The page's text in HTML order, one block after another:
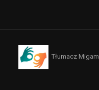
Tłumacz Migam